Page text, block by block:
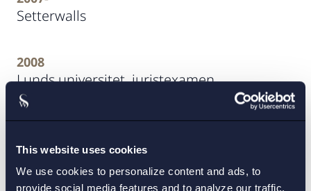
This website uses cookies
We use cookies to personalize content and ads, to
provide social media features and to analyze our traffic.
Setterwalls
2008
Lunds universitet, juristexamen
Uppdrag